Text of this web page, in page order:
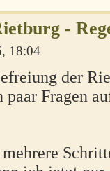
-
18:04
der
Fragen